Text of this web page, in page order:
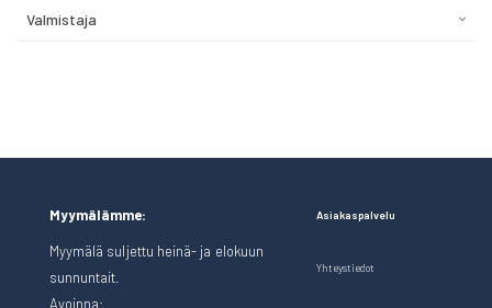
Valmistaja
Myymälämme:
Myymälä suljettu heinä- ja elokuun
sunnuntait.
Avoinna:
Asiakaspalvelu
Yhteystiedot